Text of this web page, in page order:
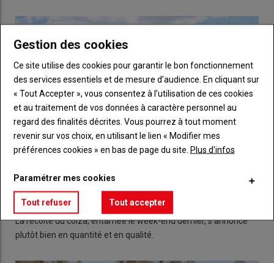
Colza : premiers volumes prometteurs
La récolte du colza, entamée le week-end dernier, s'annonce
plutôt bien en quantité et en qualité.
Gestion des cookies
Ce site utilise des cookies pour garantir le bon fonctionnement
des services essentiels et de mesure d’audience. En cliquant sur
« Tout Accepter », vous consentez à l’utilisation de ces cookies
et au traitement de vos données à caractère personnel au
regard des finalités décrites. Vous pourrez à tout moment
revenir sur vos choix, en utilisant le lien « Modifier mes
préférences cookies » en bas de page du site. Plus d'infos
Paramétrer mes cookies
Tout refuser Tout accepter